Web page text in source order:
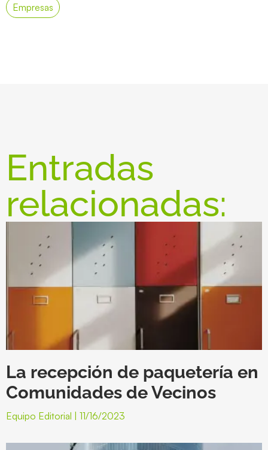
Empresas
Entradas
relacionadas:
La recepción de paquetería en
Comunidades de Vecinos
Equipo Editorial 11/16/2023